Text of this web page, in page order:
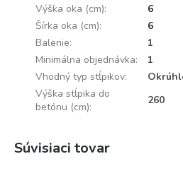
Výška oka (cm):
6
Šírka oka (cm):
6
Balenie:
1
Minimálna objednávka:
1
Vhodný typ stĺpikov:
Výška stĺpika do
betónu (cm):
260
Súvisiaci tovar